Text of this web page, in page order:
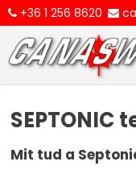
+36 1 256 8620
SEPTONIC
Mit tud a